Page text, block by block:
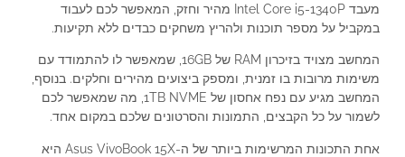
מעבד Intel Core i5-1340P מהיר וחזק, המאפשר לכם לעבוד
במקביל על מספר תוכנות ולהריץ משחקים כבדים ללא תקיעות.
המחשב מצויד בזיכרון RAM של 16GB, שמאפשר לו להתמודד עם
משימות מרובות בו זמנית, ומספק ביצועים מהירים וחלקים. בנוסף,
המחשב מגיע עם נפח אחסון של 1TB NVME, מה שמאפשר לכם
לשמור על כל הקבצים, התמונות והסרטונים שלכם במקום אחד.
אחת התכונות המרשימות ביותר של ה-Asus VivoBook 15X היא